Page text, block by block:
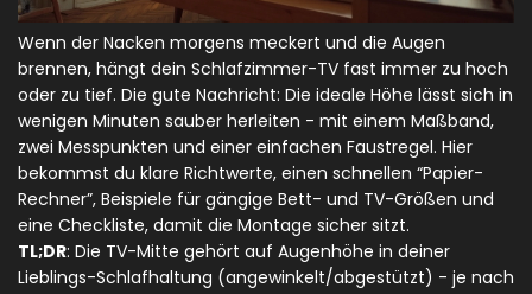
Wenn der Nacken morgens meckert und die Augen
brennen, hängt dein Schlafzimmer-TV fast immer zu hoch
oder zu tief. Die gute Nachricht: Die ideale Höhe lässt sich in
wenigen Minuten sauber herleiten - mit einem Maßband,
zwei Messpunkten und einer einfachen Faustregel. Hier
bekommst du klare Richtwerte, einen schnellen “Papier-
Rechner”, Beispiele für gängige Bett- und TV-Größen und
eine Checkliste, damit die Montage sicher sitzt.
TL;DR: Die TV-Mitte gehört auf Augenhöhe in deiner
Lieblings-Schlafhaltung (angewinkelt/abgestützt) - je nach